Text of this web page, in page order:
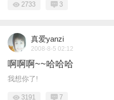
2733 3
真爱yanzi
2008-8-5 02:12
啊啊啊~~哈哈哈
我想你了!
3191 7